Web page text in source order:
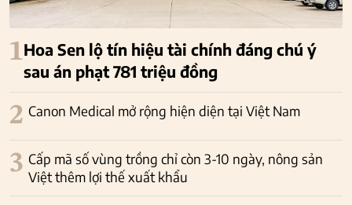
1Hoa Sen lộ tín hiệu tài chính đáng chú ý
sau án phạt 781 triệu đồng
2 Canon Medical mở rộng hiện diện tại Việt Nam
3 Cấp mã số vùng trồng chỉ còn 3-10 ngày, nông sản
Việt thêm lợi thế xuất khẩu